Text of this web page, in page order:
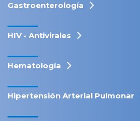
Gastroenterología
HIV - Antivirales
Hematología
Hipertensión Arterial Pulmonar